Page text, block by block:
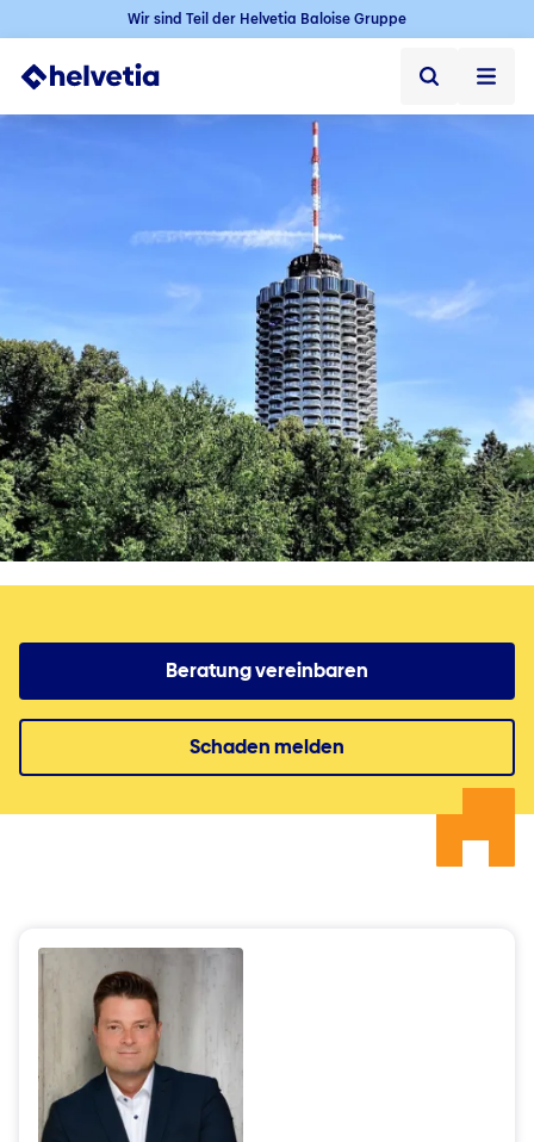
Wir sind Teil der Helvetia Baloise Gruppe
Unternehmen
Kontakt & Service
Jobs
Beratung vereinbaren
Schaden melden